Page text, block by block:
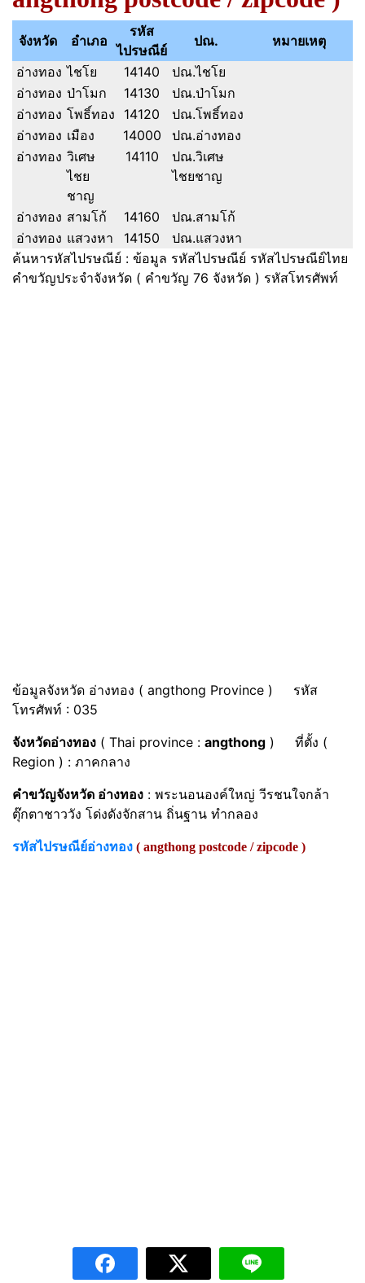
จังหวัด อำเภอ
รหัส
ไปรษณีย์
ปณ.
หมายเหตุ
อ่างทอง ไชโย 14140
ปณ.ไชโย
อ่างทอง ป่าโมก 14130
ปณ.ป่าโมก
อ่างทอง โพธิ์ทอง 14120
ปณ.โพธิ์ทอง
อ่างทอง เมือง 14000
ปณ.อ่างทอง
อ่างทอง วิเศษ
ไชย
ชาญ
14110
ปณ.วิเศษ
ไชยชาญ
อ่างทอง สามโก้ 14160
ปณ.สามโก้
อ่างทอง แสวงหา 14150
ปณ.แสวงหา
ค้นหารหัสไปรษณีย์ : ข้อมูล รหัสไปรษณีย์ รหัสไปรษณีย์ไทย
คำขวัญประจำจังหวัด ( คำขวัญ 76 จังหวัด ) รหัสโทรศัพท์
ข้อมูลจังหวัด อ่างทอง ( angthong Province ) รหัส
โทรศัพท์ : 035
จังหวัดอ่างทอง ( Thai province : angthong ) ที่ตั้ง (
Region ) : ภาคกลาง
คำขวัญจังหวัด อ่างทอง : พระนอนองค์ใหญ่ วีรชนใจกล้า
ตุ๊กตาชาววัง โด่งดังจักสาน ถิ่นฐาน ทำกลอง
รหัสไปรษณีย์อ่างทอง ( angthong postcode / zipcode )